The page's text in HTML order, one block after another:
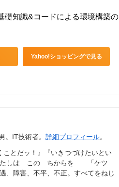
礎知識&コードによる環境構築の
Yahoo!ショッピングで見る
。IT技術者。 詳細プロフィール。
とだッ！』『いきつづけたいとい
しは この ちからを… 「ケツ
、障害、不平、不正。すべてをねじ